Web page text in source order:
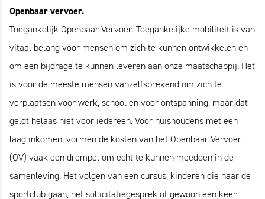
Openbaar vervoer.
Toegankelijk Openbaar Vervoer: Toegankelijke mobiliteit is van
vitaal belang voor mensen om zich te kunnen ontwikkelen en
om een bijdrage te kunnen leveren aan onze maatschappij. Het
is voor de meeste mensen vanzelfsprekend om zich te
verplaatsen voor werk, school en voor ontspanning, maar dat
geldt helaas niet voor iedereen. Voor huishoudens met een
laag inkomen, vormen de kosten van het Openbaar Vervoer
(OV) vaak een drempel om echt te kunnen meedoen in de
samenleving. Het volgen van een cursus, kinderen die naar de
sportclub gaan, het sollicitatiegesprek of gewoon een keer